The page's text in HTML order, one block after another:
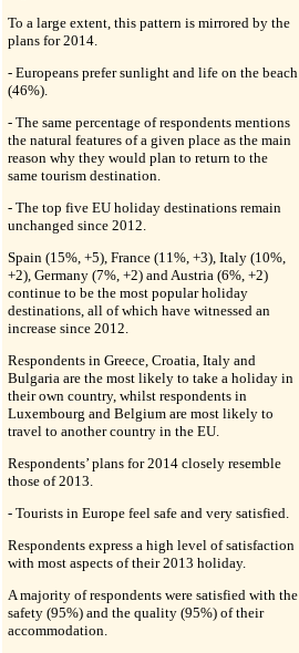
To a large extent, this pattern is mirrored by the
plans for 2014.
- Europeans prefer sunlight and life on the beach
(46%).
- The same percentage of respondents mentions
the natural features of a given place as the main
reason why they would plan to return to the
same tourism destination.
- The top five EU holiday destinations remain
unchanged since 2012.
Spain (15%, +5), France (11%, +3), Italy (10%,
+2), Germany (7%, +2) and Austria (6%, +2)
continue to be the most popular holiday
destinations, all of which have witnessed an
increase since 2012.
Respondents in Greece, Croatia, Italy and
Bulgaria are the most likely to take a holiday in
their own country, whilst respondents in
Luxembourg and Belgium are most likely to
travel to another country in the EU.
Respondents’ plans for 2014 closely resemble
those of 2013.
- Tourists in Europe feel safe and very satisfied.
Respondents express a high level of satisfaction
with most aspects of their 2013 holiday.
A majority of respondents were satisfied with the
safety (95%) and the quality (95%) of their
accommodation.